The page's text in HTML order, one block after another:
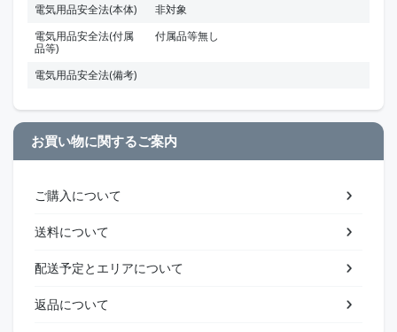
電気用品安全法(本体)
非対象
電気用品安全法(付属
品等)
付属品等無し
電気用品安全法(備考)
お買い物に関するご案内
ご購入について
送料について
配送予定とエリアについて
返品について